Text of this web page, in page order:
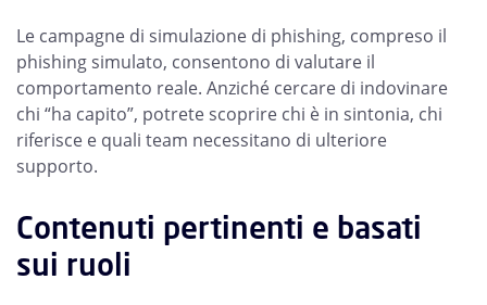
Le campagne di simulazione di phishing, compreso il
phishing simulato, consentono di valutare il
comportamento reale. Anziché cercare di indovinare
chi “ha capito”, potrete scoprire chi è in sintonia, chi
riferisce e quali team necessitano di ulteriore
supporto.
Contenuti pertinenti e basati
sui ruoli